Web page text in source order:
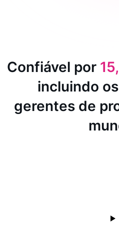
Confiável por
incluindo
gerentes de